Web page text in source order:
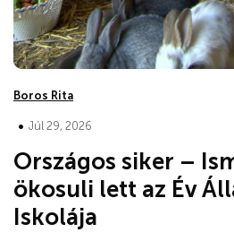
Boros Rita
• Júl 29, 2026
Országos siker –
ökosuli lett az Év
Iskolája